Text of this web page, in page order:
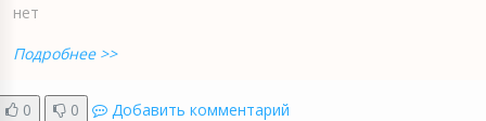
нет
Подробнее >>
0 0 Добавить комментарий